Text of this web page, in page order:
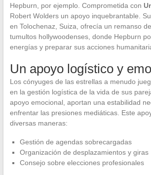
Hepburn, por ejemplo. Comprometida con
Robert Wolders un apoyo inquebrantable.
en Tolochenaz, Suiza, ofrecía un remanso
tumultos hollywoodenses, donde Hepburn
energías y preparar sus acciones
Un apoyo logístico y
Los cónyuges de las estrellas a menudo
en la gestión logística de la vida de sus
apoyo emocional, aportan una estabilidad
enfrentar las presiones mediáticas. Este
diversas maneras:
Gestión de agendas sobrecargadas
Organización de desplazamientos y giras
Consejo sobre elecciones profesionales